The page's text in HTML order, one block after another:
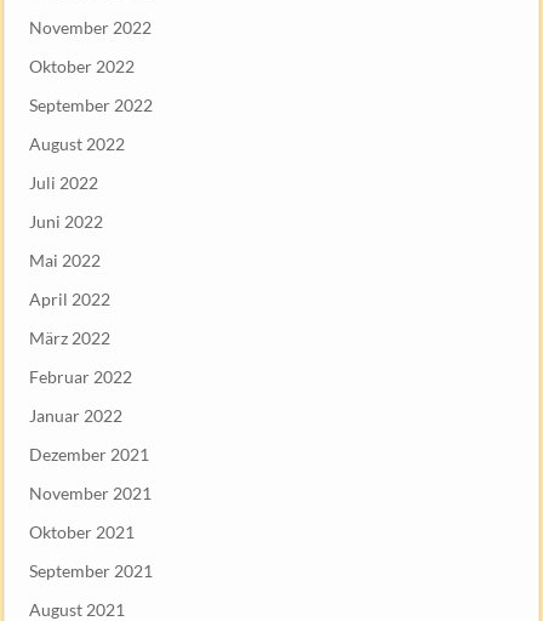
November 2022
Oktober 2022
September 2022
August 2022
Juli 2022
Juni 2022
Mai 2022
April 2022
März 2022
Februar 2022
Januar 2022
Dezember 2021
November 2021
Oktober 2021
September 2021
August 2021